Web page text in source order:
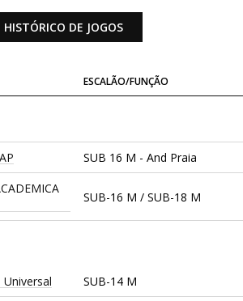
HISTÓRICO DE JOGOS
ESCALÃO/FUNÇÃO
SUB 16 M - And Praia
SUB-16 M / SUB-18 M
SUB-14 M